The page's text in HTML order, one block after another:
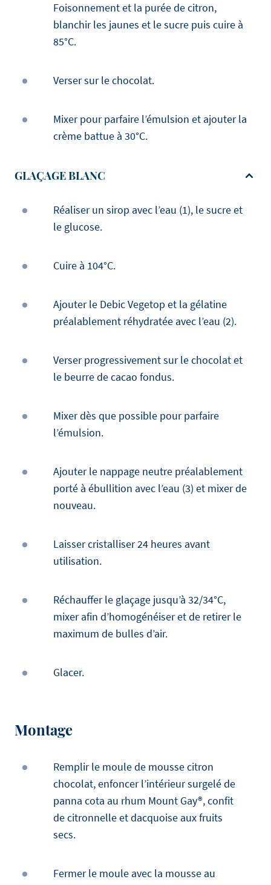
Foisonnement et la purée de citron,
blanchir les jaunes et le sucre puis cuire à
85°C.
Verser sur le chocolat.
Mixer pour parfaire l’émulsion et ajouter la
crème battue à 30°C.
GLAÇAGE BLANC
Réaliser un sirop avec l’eau (1), le sucre et
le glucose.
Cuire à 104°C.
Ajouter le Debic Vegetop et la gélatine
préalablement réhydratée avec l’eau (2).
Verser progressivement sur le chocolat et
le beurre de cacao fondus.
Mixer dès que possible pour parfaire
l’émulsion.
Ajouter le nappage neutre préalablement
porté à ébullition avec l’eau (3) et mixer de
nouveau.
Laisser cristalliser 24 heures avant
utilisation.
Réchauffer le glaçage jusqu’à 32/34°C,
mixer afin d’homogénéiser et de retirer le
maximum de bulles d’air.
Glacer.
Montage
Remplir le moule de mousse citron
chocolat, enfoncer l’intérieur surgelé de
panna cota au rhum Mount Gay®, confit
de citronnelle et dacquoise aux fruits
secs.
Fermer le moule avec la mousse au